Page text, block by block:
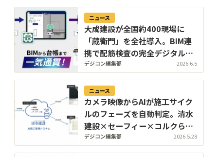
ニュース
大成建設が全国約400現場に
「蔵衛門」を全社導入。BIM連
携で配筋検査の完全デジタル化
へ
デジコン編集部 2026.6.5
ニュース
カメラ映像からAIが施工サイク
ルのフェーズを自動判定。清水
建設×セーフィー×コルクらが
「AI施工管理システム」を横浜
の山留め杭工事で実証
デジコン編集部 2026.5.28